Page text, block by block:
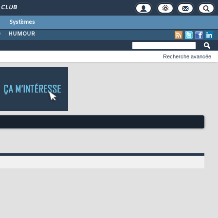
CLUB
Systèmes
HUMOUR
Recherche avancée